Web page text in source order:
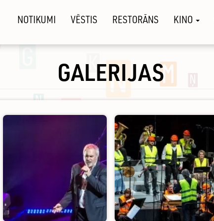
NOTIKUMI VĒSTIS RESTORĀNS KINO
GALERIJAS